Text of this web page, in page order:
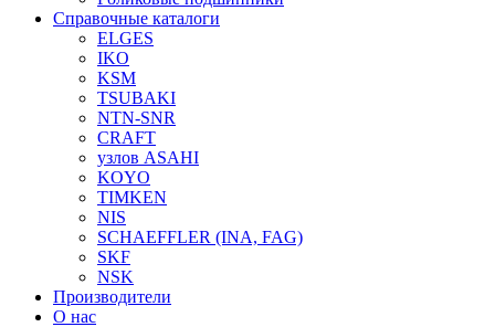
Справочные каталоги
ELGES
IKO
KSM
TSUBAKI
NTN-SNR
CRAFT
узлов ASAHI
KOYO
TIMKEN
NIS
SCHAEFFLER (INA, FAG)
SKF
NSK
Производители
О нас